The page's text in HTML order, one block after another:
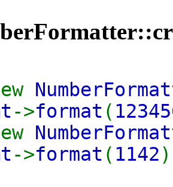
->format (
->format ( 1142